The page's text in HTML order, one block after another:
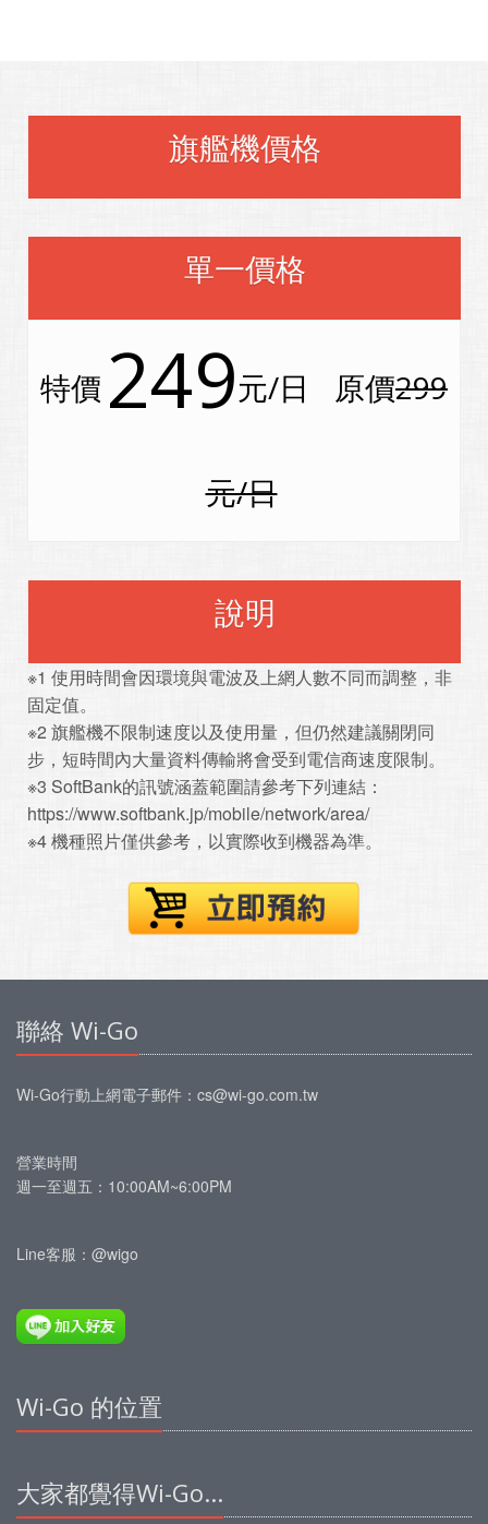
旗艦機價格
單一價格
特價 249元/日 原價299
元/日
說明
※1 使用時間會因環境與電波及上網人數不同而調整，非
固定值。
※2 旗艦機不限制速度以及使用量，但仍然建議關閉同
步，短時間內大量資料傳輸將會受到電信商速度限制。
※3 SoftBank的訊號涵蓋範圍請參考下列連結：
https://www.softbank.jp/mobile/network/area/
※4 機種照片僅供參考，以實際收到機器為準。
聯絡 Wi-Go
Wi-Go行動上網電子郵件： cs@wi-go.com.tw
營業時間
週一至週五：10:00AM~6:00PM
Line客服：@wigo
Wi-Go 的位置
大家都覺得Wi-Go...